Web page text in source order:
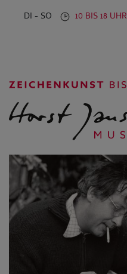
DI - SO 10 BIS 18 UHR